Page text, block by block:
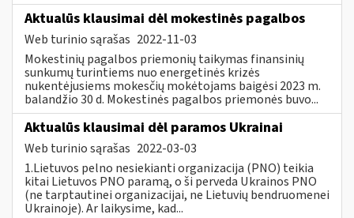
Aktualūs klausimai dėl mokestinės pagalbos
Web turinio sąrašas 2022-11-03
Mokestinių pagalbos priemonių taikymas finansinių
sunkumų turintiems nuo energetinės krizės
nukentėjusiems mokesčių mokėtojams baigėsi 2023 m.
balandžio 30 d. Mokestinės pagalbos priemonės buvo...
Aktualūs klausimai dėl paramos Ukrainai
Web turinio sąrašas 2022-03-03
1.Lietuvos pelno nesiekianti organizacija (PNO) teikia
kitai Lietuvos PNO paramą, o ši perveda Ukrainos PNO
(ne tarptautinei organizacijai, ne Lietuvių bendruomenei
Ukrainoje). Ar laikysime, kad...